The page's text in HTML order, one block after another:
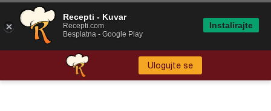
Ulogujte se
Recepti - Kuvar
Recepti.com
Besplatna - Google Play
Instalirajte